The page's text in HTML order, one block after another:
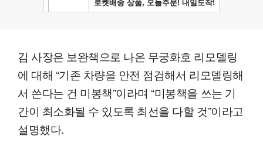
김 사장은 보완책으로 나온 무궁화호 리모델링
에 대해 “기존 차량을 안전 점검해서 리모델링해
서 쓴다는 건 미봉책”이라며 “미봉책을 쓰는 기
간이 최소화될 수 있도록 최선을 다할 것”이라고
설명했다.